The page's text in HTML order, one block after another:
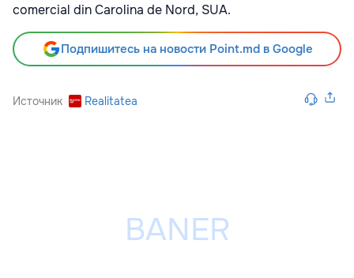
comercial din Carolina de Nord, SUA.
Подпишитесь на новости Point.md в Google
Источник Realitatea